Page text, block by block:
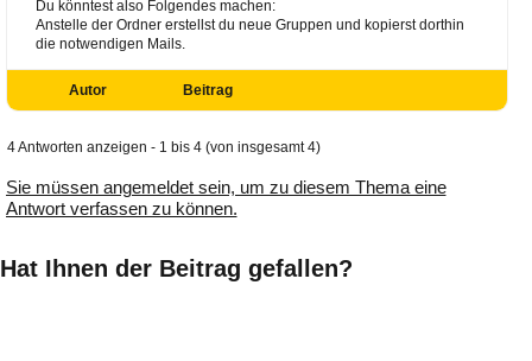
Du könntest also Folgendes machen:
Anstelle der Ordner erstellst du neue Gruppen und kopierst dorthin
die notwendigen Mails.
Autor Beitrag
4 Antworten anzeigen - 1 bis 4 (von insgesamt 4)
Sie müssen angemeldet sein, um zu diesem Thema eine
Antwort verfassen zu können.
Hat Ihnen der Beitrag gefallen?